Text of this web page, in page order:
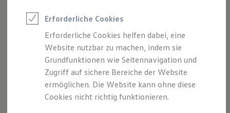
Elektroauto Leasing
Kleinwagen-Leasing
Leasing ohne Anzahlung
Finanzierung
Autokredit mit Schlussrate
Versicherungen und Garantien
Kfz-Versicherung
Restschuldversicherungen
Garantien
Impressum
Datenschutzerklärung
Impressum
Erforderliche Cookies
Erforderliche Cookies helfen dabei, eine
Website nutzbar zu machen, indem sie
Grundfunktionen wie Seitennavigation und
Zugriff auf sichere Bereiche der Website
ermöglichen. Die Website kann ohne diese
Cookies nicht richtig funktionieren.